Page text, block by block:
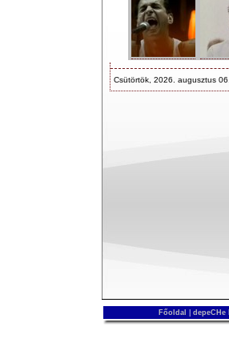
Csütörtök, 2026. augusztus
Főoldal depeCHe